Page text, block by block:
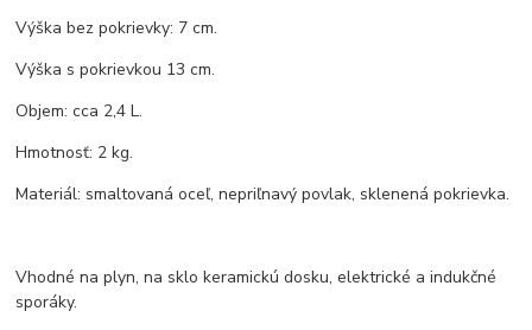
Výška bez pokrievky: 7 cm.
Výška s pokrievkou 13 cm.
Objem: cca 2,4 L.
Hmotnosť: 2 kg.
Materiál: smaltovaná oceľ, nepriľnavý povlak, sklenená pokrievka.
Vhodné na plyn, na sklo keramickú dosku, elektrické a indukčné
sporáky.